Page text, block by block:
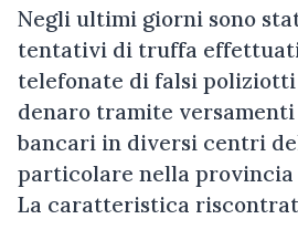
Negli ultimi giorni sono
tentativi di truffa
telefonate di falsi
denaro tramite
bancari in diversi centri
particolare nella provincia
La caratteristica